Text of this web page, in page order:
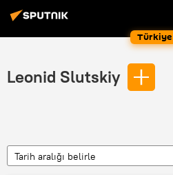
Türkiye
Leonid Slutskiy
Tarih aralığı belirle